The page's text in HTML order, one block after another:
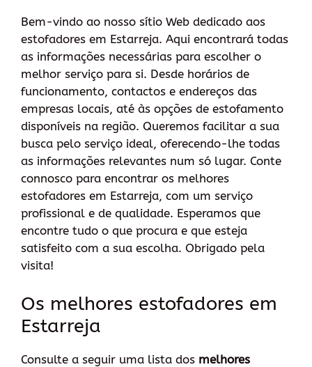
Bem-vindo ao nosso sítio Web dedicado aos
estofadores em Estarreja. Aqui encontrará todas
as informações necessárias para escolher o
melhor serviço para si. Desde horários de
funcionamento, contactos e endereços das
empresas locais, até às opções de estofamento
disponíveis na região. Queremos facilitar a sua
busca pelo serviço ideal, oferecendo-lhe todas
as informações relevantes num só lugar. Conte
connosco para encontrar os melhores
estofadores em Estarreja, com um serviço
profissional e de qualidade. Esperamos que
encontre tudo o que procura e que esteja
satisfeito com a sua escolha. Obrigado pela
visita!
Os melhores estofadores em
Estarreja
Consulte a seguir uma lista dos melhores